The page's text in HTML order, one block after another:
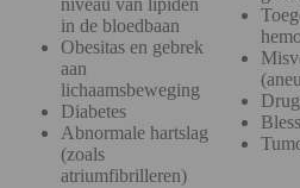
niveau van lipiden
in de bloedbaan
Obesitas en gebrek
aan
lichaamsbeweging
Diabetes
Abnormale hartslag
(zoals
atriumfibrilleren)